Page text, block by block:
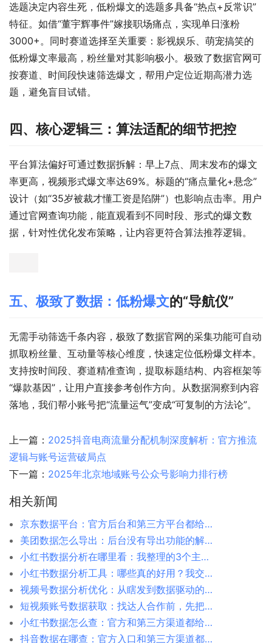
选题决定内容生死，低粉爆文的选题多具备“热点+反常识”
特征。如借“董宇辉事件”嫁接职场痛点，实现单日涨粉
3000+。同时赛道选择至关重要：影视娱乐、萌宠搞笑的
低粉爆文率最高，粉丝量对其影响极小。极致了数据官网可
按赛道、时间段快速筛选爆文，帮用户定位近期高潜力选
题，避免盲目试错。
四、核心逻辑三：算法适配的细节把控
平台算法偏好可通过数据拆解：早上7点、周末发布的爆文
率更高，视频形式爆文率达69%。标题的“痛点量化+悬念”
设计（如“35岁被裁才懂工资是陷阱”）也影响点击率。用户
通过官网查询功能，能直观看到不同时段、形式的爆文数
据，针对性优化发布策略，让内容更符合算法推荐逻辑。
五、极致了数据： 低粉爆文的“导航仪”
无需手动筛选千条内容，极致了数据官网的采集功能可自动
抓取粉丝量、互动量等核心维度，快速定位低粉爆文样本。
支持按时间段、赛道精准查询，提取标题结构、内容框架等
“爆款基因”，让用户直接参考创作方向。从数据洞察到内容
落地，我们帮小账号把“流量运气”变成“可复制的方法论”。
上一篇： 2025抖音电商流量分配机制深度解析：官方推流
逻辑与账号运营破局点
下一篇： 2025年北京地域账号公众号影响力排行榜
相关新闻
京东数据平台：官方后台和第三方平台都给你捋清楚
美团数据怎么导出：后台没有导出功能的解决方案
小红书数据分析在哪里看：我整理的3个主要入口
小红书数据分析工具：哪些真的好用？我交过学费才明白
视频号数据分析优化：从瞎发到数据驱动的转变
短视频账号数据获取：找达人合作前，先把数据摸清楚
小红书数据怎么查：官方和第三方渠道都给你说清楚
抖音数据在哪查：官方入口和第三方渠道都给你捋清楚